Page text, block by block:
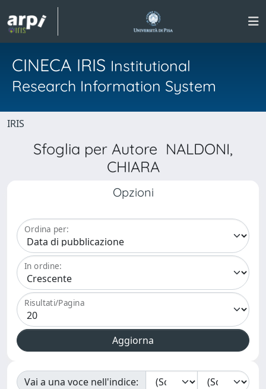
CINECA IRIS Institutional
Research Information System
IRIS
Sfoglia per Autore NALDONI,
CHIARA
Opzioni
Ordina per:
In ordine:
Risultati/Pagina
Vai a una voce nell'indice: